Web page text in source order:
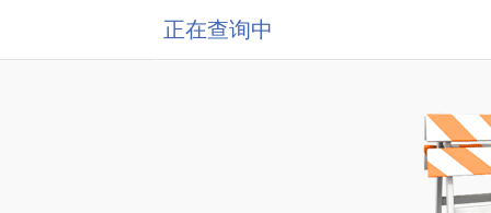
正在查询中